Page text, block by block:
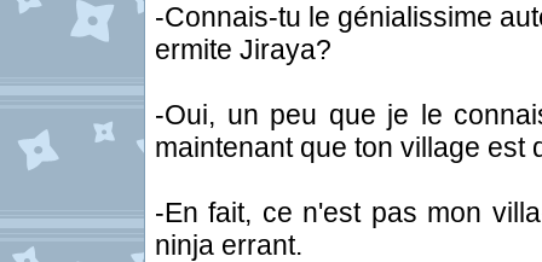
-Connais-tu le génialissime
ermite Jiraya?
-Oui, un peu que je le
maintenant que ton village est
-En fait, ce n'est pas mon
ninja errant.